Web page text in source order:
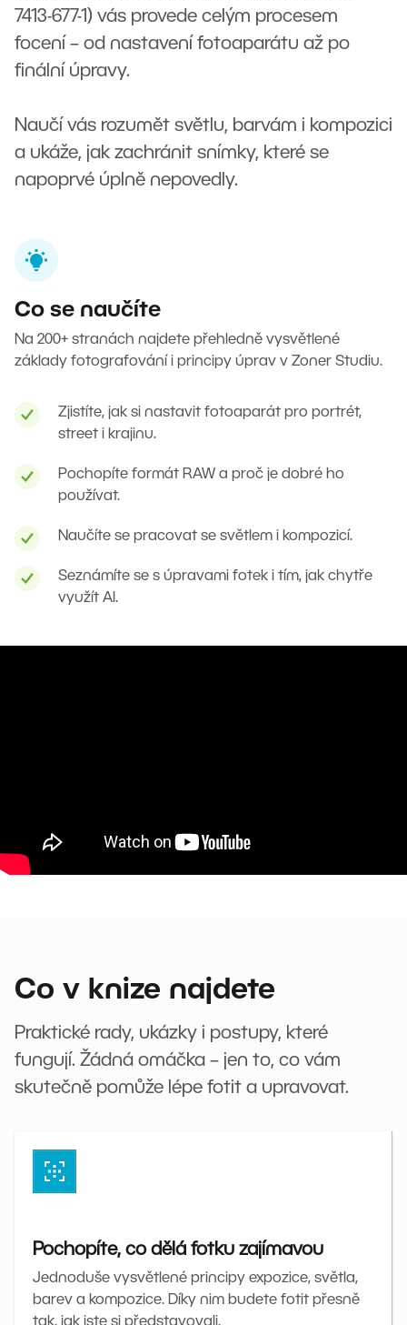
7413-677-1) vás provede celým procesem
focení – od nastavení fotoaparátu až po
finální úpravy.
Naučí vás rozumět světlu, barvám i kompozici
a ukáže, jak zachránit snímky, které se
napoprvé úplně nepovedly.
Co se naučíte
Na 200+ stranách najdete přehledně vysvětlené
základy fotografování i principy úprav v Zoner Studiu.
Zjistíte, jak si nastavit fotoaparát pro portrét,
street i krajinu.
Pochopíte formát RAW a proč je dobré ho
používat.
Naučíte se pracovat se světlem i kompozicí.
Seznámíte se s úpravami fotek i tím, jak chytře
využít AI.
Co v knize najdete
Praktické rady, ukázky i postupy, které
fungují. Žádná omáčka – jen to, co vám
skutečně pomůže lépe fotit a upravovat.
Pochopíte, co dělá fotku zajímavou
Jednoduše vysvětlené principy expozice, světla,
barev a kompozice. Díky nim budete fotit přesně